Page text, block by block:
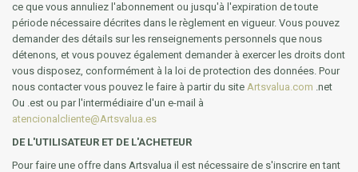
ce que vous annuliez l'abonnement ou jusqu'à l'expiration de toute
période nécessaire décrites dans le règlement en vigueur. Vous pouvez
demander des détails sur les renseignements personnels que nous
détenons, et vous pouvez également demander à exercer les droits dont
vous disposez, conformément à la loi de protection des données. Pour
nous contacter vous pouvez le faire à partir du site Artsvalua.com .net
Ou .est ou par l'intermédiaire d'un e-mail à
atencionalcliente@Artsvalua.es
DE L'UTILISATEUR ET DE L'ACHETEUR
Pour faire une offre dans Artsvalua il est nécessaire de s'inscrire en tant